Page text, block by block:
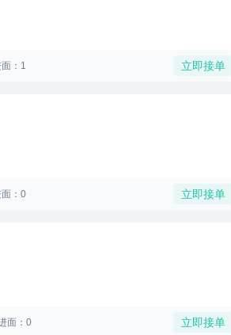
：1 立即接单
：0 立即接单
面：0 立即接单